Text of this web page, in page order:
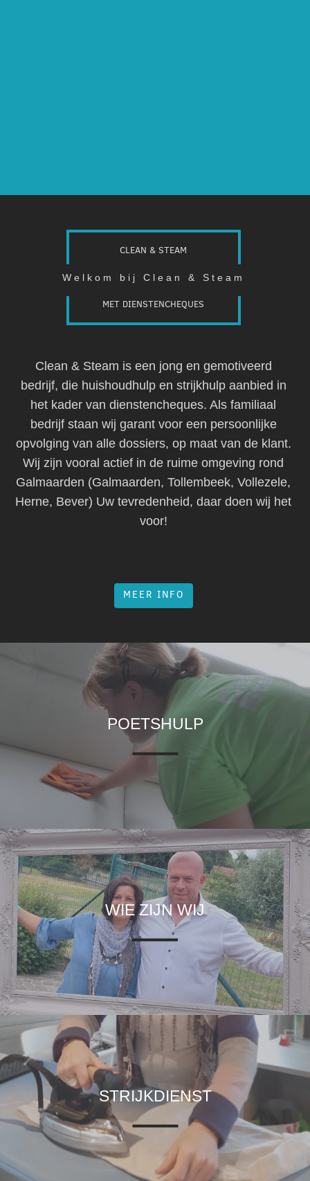
CLEAN & STEAM
Welkom bij Clean & Steam
MET DIENSTENCHEQUES
Clean & Steam is een jong en gemotiveerd
bedrijf, die huishoudhulp en strijkhulp aanbied in
het kader van dienstencheques. Als familiaal
bedrijf staan wij garant voor een persoonlijke
opvolging van alle dossiers, op maat van de klant.
Wij zijn vooral actief in de ruime omgeving rond
Galmaarden (Galmaarden, Tollembeek, Vollezele,
Herne, Bever) Uw tevredenheid, daar doen wij het
voor!
MEER INFO
POETSHULP
WIE ZIJN WIJ
STRIJKDIENST